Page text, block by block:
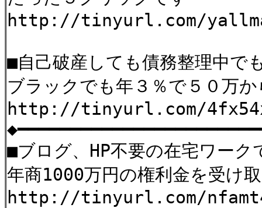
http://tinyurl.com/
■自己破産しても債務整理中で
ブラックでも年３％で５０万
http://tinyurl.com/
■ブログ、HP不要の在宅ワーク
年商1000万円の権利金を受け
http://tinyurl.com/